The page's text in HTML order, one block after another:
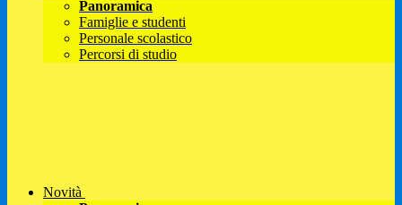
Panoramica
Famiglie e studenti
Personale scolastico
Percorsi di studio
Novità